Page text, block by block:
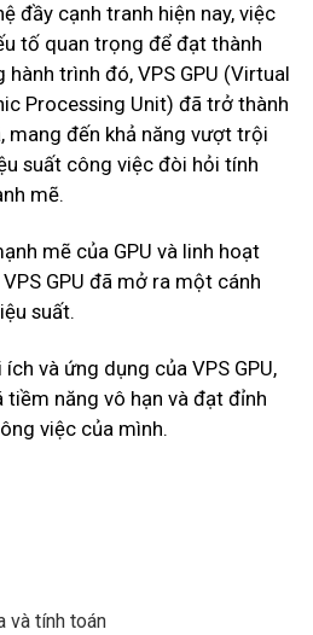
đầy cạnh tranh hiện nay, việc
tố quan trọng để đạt thành
trình đó, VPS GPU (Virtual
Processing Unit) đã trở thành
mang đến khả năng vượt trội
suất công việc đòi hỏi tính
mẽ.
mẽ của GPU và linh hoạt
GPU đã mở ra một cánh
suất.
và ứng dụng của VPS GPU,
tiềm năng vô hạn và đạt đỉnh
việc của mình.
và tính toán